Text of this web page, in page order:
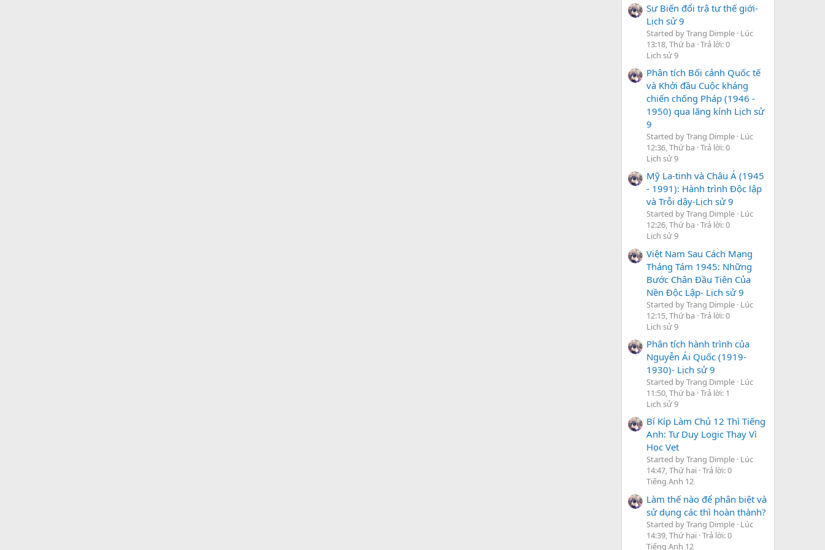
Sự Biến đổi trậ tự thế giới-
Lịch sử 9
Started by Trang Dimple Lúc
13:18, Thứ ba Trả lời: 0
Lịch sử 9
Phân tích Bối cảnh Quốc tế
và Khởi đầu Cuộc kháng
chiến chống Pháp (1946 -
1950) qua lăng kính Lịch sử
9
Started by Trang Dimple Lúc
12:36, Thứ ba Trả lời: 0
Lịch sử 9
Mỹ La-tinh và Châu Á (1945
- 1991): Hành trình Độc lập
và Trỗi dậy-Lịch sử 9
Started by Trang Dimple Lúc
12:26, Thứ ba Trả lời: 0
Lịch sử 9
Việt Nam Sau Cách Mạng
Tháng Tám 1945: Những
Bước Chân Đầu Tiên Của
Nền Độc Lập- Lịch sử 9
Started by Trang Dimple Lúc
12:15, Thứ ba Trả lời: 0
Lịch sử 9
Phân tích hành trình của
Nguyễn Ái Quốc (1919-
1930)- Lịch sử 9
Started by Trang Dimple Lúc
11:50, Thứ ba Trả lời: 1
Lịch sử 9
Bí Kíp Làm Chủ 12 Thì Tiếng
Anh: Tư Duy Logic Thay Vì
Học Vẹt
Started by Trang Dimple Lúc
14:47, Thứ hai Trả lời: 0
Tiếng Anh 12
Làm thế nào để phân biệt và
sử dụng các thì hoàn thành?
Started by Trang Dimple Lúc
14:39, Thứ hai Trả lời: 0
Tiếng Anh 12